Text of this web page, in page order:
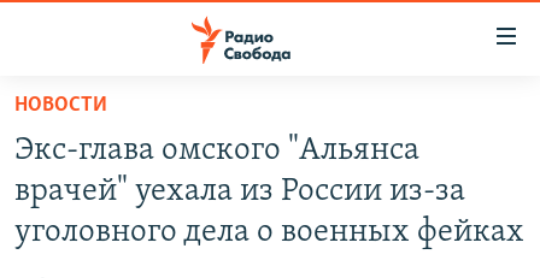
упрощенного
доступа
основному
ПОДКАСТЫ
АВТОРСКИЕ ПРОЕКТЫ
НОВОСТИ
Экс-глава омского "Альянса
врачей" уехала из России из-за
уголовного дела о военных фейках